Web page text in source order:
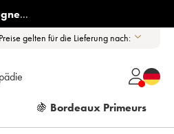
...
gelten für die Lieferung nach:
🍇 Bordeaux Primeurs